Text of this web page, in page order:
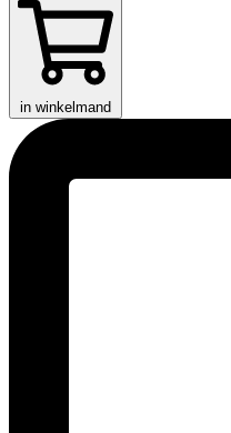
in winkelmand